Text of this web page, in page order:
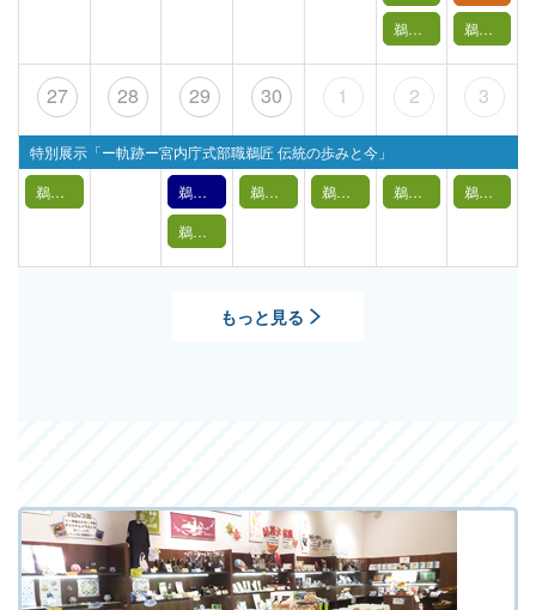
鵜飼の実演【 4月25日(土) 】
鵜飼の実演【 4月26日(日) 】
27
特別展示「ー軌跡ー宮内庁式部職鵜匠 伝統の歩みと今」
鵜飼の実演【 4月27日(月) 】
28 29
鵜飼文化の紹介【4月29日】（2026年）
鵜飼の実演【 4月29日(水祝) 】
30
鵜飼の実演【 4月30日(木) 】
1
鵜飼の実演【 5月1日(金) 】
2
鵜飼の実演【 5月2日(土) 】
3
鵜飼の実演【 5月3日(日祝) 】
もっと見る